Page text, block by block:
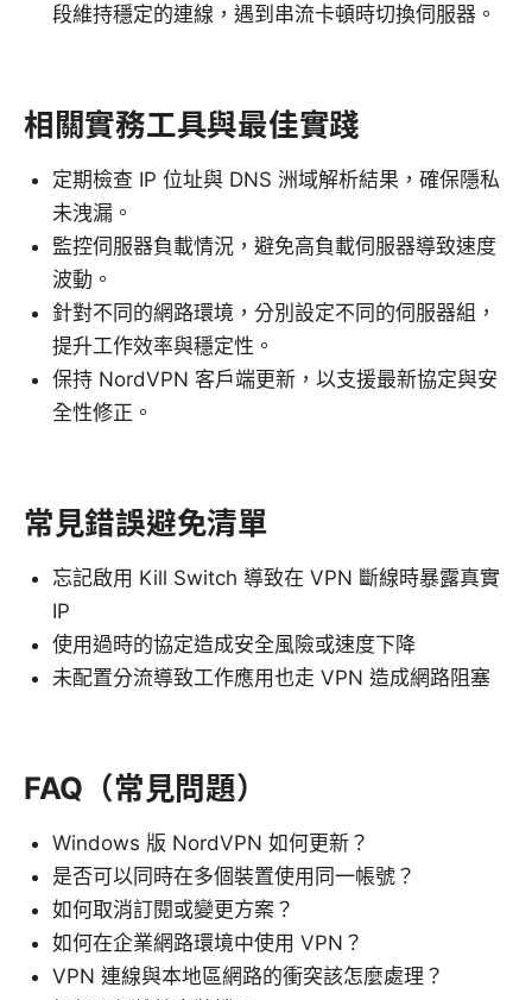
段維持穩定的連線，遇到串流卡頓時切換伺服器。
相關實務工具與最佳實踐
定期檢查 IP 位址與 DNS 洲域解析結果，確保隱私
未洩漏。
監控伺服器負載情況，避免高負載伺服器導致速度
波動。
針對不同的網路環境，分別設定不同的伺服器組，
提升工作效率與穩定性。
保持 NordVPN 客戶端更新，以支援最新協定與安
全性修正。
常見錯誤避免清單
忘記啟用 Kill Switch 導致在 VPN 斷線時暴露真實
IP
使用過時的協定造成安全風險或速度下降
未配置分流導致工作應用也走 VPN 造成網路阻塞
FAQ（常見問題）
Windows 版 NordVPN 如何更新？
是否可以同時在多個裝置使用同一帳號？
如何取消訂閱或變更方案？
如何在企業網路環境中使用 VPN？
VPN 連線與本地區網路的衝突該怎麼處理？